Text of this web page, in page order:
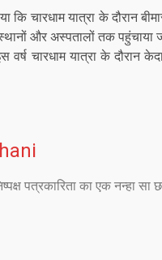
चारधाम यात्रा के दौरान
और अस्पतालों तक पहुंचाया
चारधाम यात्रा के
पत्रकारिता का एक नन्हा